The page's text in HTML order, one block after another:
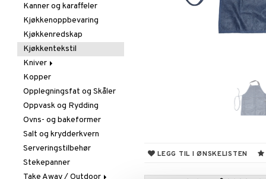
LEGG TIL I ØNSKELISTEN
Veggdekorasjoner
Småoppbevaring og
kurver
Ølglass
Sjampanjeglass
Snaps- og Avecglass
Vinglass
Whiskey- og
Cognacglass
Andre maskiner
Blander og elektrisk
visper
Brødristere
Kaffe, Te og Espresso
Vannkoker
Kanner og karaffeler
Kjøkkenoppbevaring
Kjøkkenredskap
Kjøkkentekstil
Kniver
Brødkniver
Knivesett
Knivsliper og Bryner
Knivtilbehør
Kokkekniver
Skjærebrett
Skrelle- og
grønnsakskniver
Kopper
Opplegningsfat og Skåler
Oppvask og Rydding
Ovns- og bakeformer
Salt og krydderkvern
Serveringstilbehør
Stekepanner
Take Away / Outdoor